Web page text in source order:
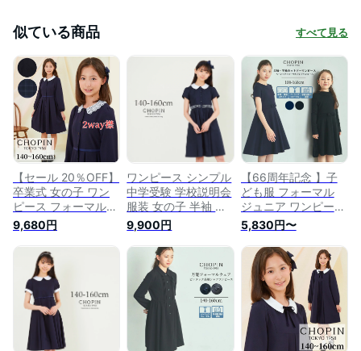
似ている商品 すべて見る
【セール 20％OFF】
卒業式 女の子 ワン
ピース フォーマル
発表会 シンプル 学
校説明会 服装【ジュ
ニア】3wayワンピ
ース 140 150
160cm (2376-7552)
CHOPIN blue/ショ
パン ブルー [中学受
験 面接 子供服 スー
ツ 子供 長袖 冠婚葬
9,680円
ワンピース シンプル
中学受験 学校説明会
服装 女の子 半袖 子
供服 スモッキング刺
しゅうワンピース
140 150 160cm
(8236-
2500)CHOPIN/ショ
パン[発表会 子ども
前開き 子ども服 フ
ォーマル キッズ ジ
ュニア 半袖 お出か
9,900円
【66周年記念 】子
ども服 フォーマル
ジュニア ワンピース
カットソー 女の子
小学生 喪服 子供 半
袖 発表会 シンプル
学校説明会 服装 子
供 長袖 フォーマル
フレアワンピース
100 110 120 130
140 150 160cm
CHOPIN/ショパン
5,830円〜